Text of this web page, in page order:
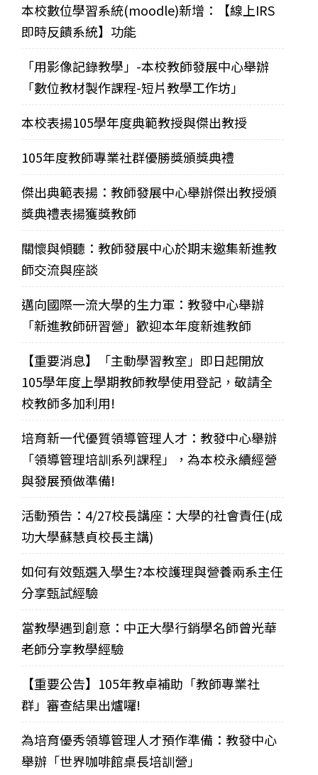
本校數位學習系統(moodle)新增：【線上IRS
即時反饋系統】功能
「用影像記錄教學」-本校教師發展中心舉辦
「數位教材製作課程-短片教學工作坊」
本校表揚105學年度典範教授與傑出教授
105年度教師專業社群優勝獎頒獎典禮
傑出典範表揚：教師發展中心舉辦傑出教授頒
獎典禮表揚獲獎教師
關懷與傾聽：教師發展中心於期末邀集新進教
師交流與座談
邁向國際一流大學的生力軍：教發中心舉辦
「新進教師研習營」歡迎本年度新進教師
【重要消息】「主動學習教室」即日起開放
105學年度上學期教師教學使用登記，敬請全
校教師多加利用!
培育新一代優質領導管理人才：教發中心舉辦
「領導管理培訓系列課程」，為本校永續經營
與發展預做準備!
活動預告：4/27校長講座：大學的社會責任(成
功大學蘇慧貞校長主講)
如何有效甄選入學生?本校護理與營養兩系主任
分享甄試經驗
當教學遇到創意：中正大學行銷學名師曾光華
老師分享教學經驗
【重要公告】105年教卓補助「教師專業社
群」審查結果出爐囉!
為培育優秀領導管理人才預作準備：教發中心
舉辦「世界咖啡館桌長培訓營」